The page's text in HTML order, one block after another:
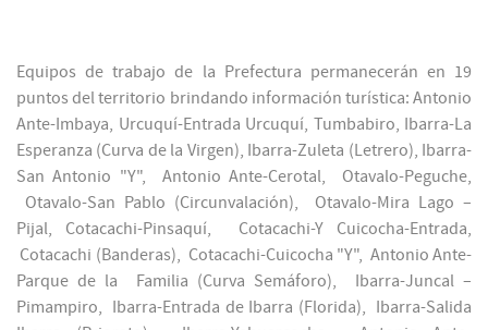
Equipos de trabajo de la Prefectura permanecerán en 19
puntos del territorio brindando información turística: Antonio
Ante-Imbaya, Urcuquí-Entrada Urcuquí, Tumbabiro, Ibarra-La
Esperanza (Curva de la Virgen), Ibarra-Zuleta (Letrero), Ibarra-
San Antonio "Y", Antonio Ante-Cerotal, Otavalo-Peguche,
Otavalo-San Pablo (Circunvalación), Otavalo-Mira Lago –
Pijal, Cotacachi-Pinsaquí, Cotacachi-Y Cuicocha-Entrada,
Cotacachi (Banderas), Cotacachi-Cuicocha "Y", Antonio Ante-
Parque de la Familia (Curva Semáforo), Ibarra-Juncal –
Pimampiro, Ibarra-Entrada de Ibarra (Florida), Ibarra-Salida